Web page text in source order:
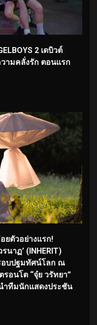
2 เดบิวต์
ามคลั่งรัก ตอนแรก
ยตัวอย่างแรก!
าฏ’ (INHERIT)
อบปฐมทัศน์โลก ณ
อนโต “จุ๋ย วรัทยา”
ทีมนักแสดงประชัน